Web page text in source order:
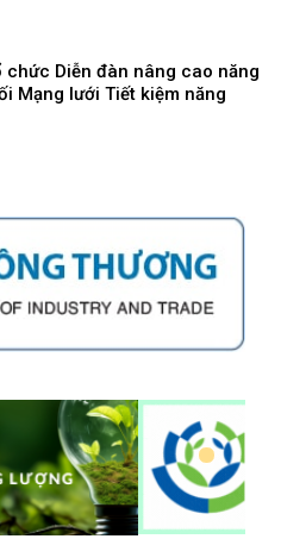
chức Diễn đàn nâng cao năng
Mạng lưới Tiết kiệm năng